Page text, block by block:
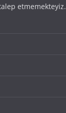
etmemekteyiz.